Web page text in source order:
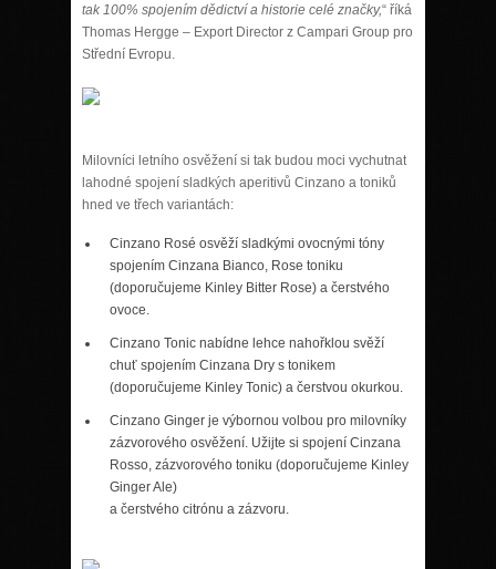
tak 100% spojením dědictví a historie celé značky,“ říká
Thomas Hergge – Export Director z Campari Group pro
Střední Evropu.
Milovníci letního osvěžení si tak budou moci vychutnat
lahodné spojení sladkých aperitivů Cinzano a toniků
hned ve třech variantách:
Cinzano Rosé osvěží sladkými ovocnými tóny
spojením Cinzana Bianco, Rose toniku
(doporučujeme Kinley Bitter Rose) a čerstvého
ovoce.
Cinzano Tonic nabídne lehce nahořklou svěží
chuť spojením Cinzana Dry s tonikem
(doporučujeme Kinley Tonic) a čerstvou okurkou.
Cinzano Ginger je výbornou volbou pro milovníky
zázvorového osvěžení. Užijte si spojení Cinzana
Rosso, zázvorového toniku (doporučujeme Kinley
Ginger Ale)
a čerstvého citrónu a zázvoru.